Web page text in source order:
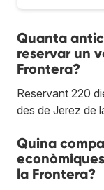
Quanta
reservar un
Frontera?
Reservant 220
des de Jerez de
Quina
la Frontera?